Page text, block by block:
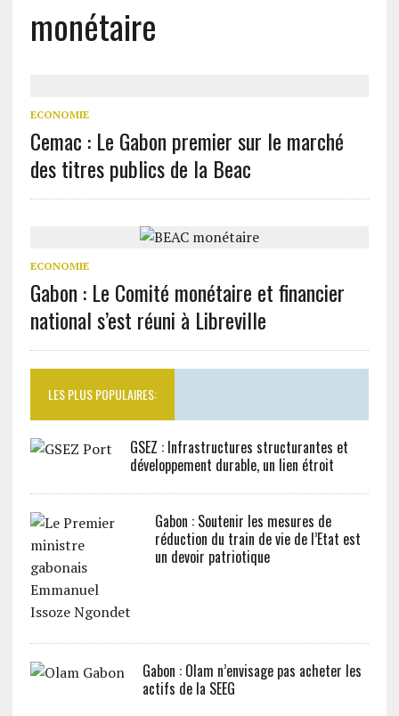
monétaire
ECONOMIE
Cemac : Le Gabon premier sur le marché
des titres publics de la Beac
ECONOMIE
Gabon : Le Comité monétaire et financier
national s’est réuni à Libreville
LES PLUS POPULAIRES:
GSEZ : Infrastructures structurantes et
développement durable, un lien étroit
Gabon : Soutenir les mesures de
réduction du train de vie de l’Etat est
un devoir patriotique
Gabon : Olam n’envisage pas acheter les
actifs de la SEEG